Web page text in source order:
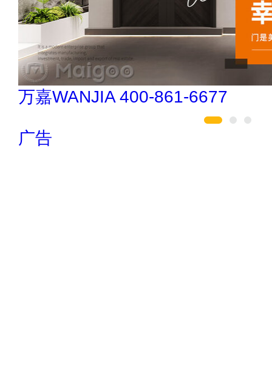
冰尊BENSHION 4008-276-278
广告